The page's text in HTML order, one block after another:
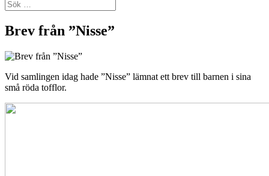
Brev från ”Nisse”
Vid samlingen idag hade ”Nisse” lämnat ett brev till barnen i sina
små röda tofflor.